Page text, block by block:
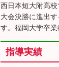
西日本短大附高
大会決勝に進出
す。福岡大学卒
指導実績